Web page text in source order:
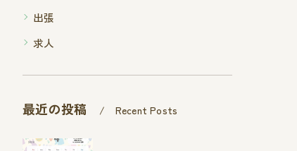
出張
求人
最近の投稿 Recent Posts